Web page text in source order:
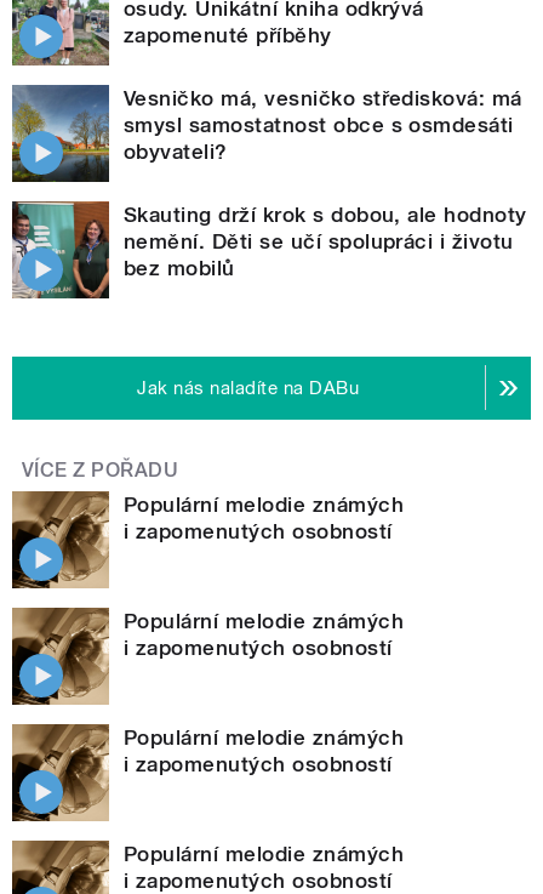
osudy. Unikátní kniha odkrývá
zapomenuté příběhy
Vesničko má, vesničko středisková: má
smysl samostatnost obce s osmdesáti
obyvateli?
Skauting drží krok s dobou, ale hodnoty
nemění. Děti se učí spolupráci i životu
bez mobilů
Jak nás naladíte na DABu
VÍCE Z POŘADU
Populární melodie známých
i zapomenutých osobností
Populární melodie známých
i zapomenutých osobností
Populární melodie známých
i zapomenutých osobností
Populární melodie známých
i zapomenutých osobností